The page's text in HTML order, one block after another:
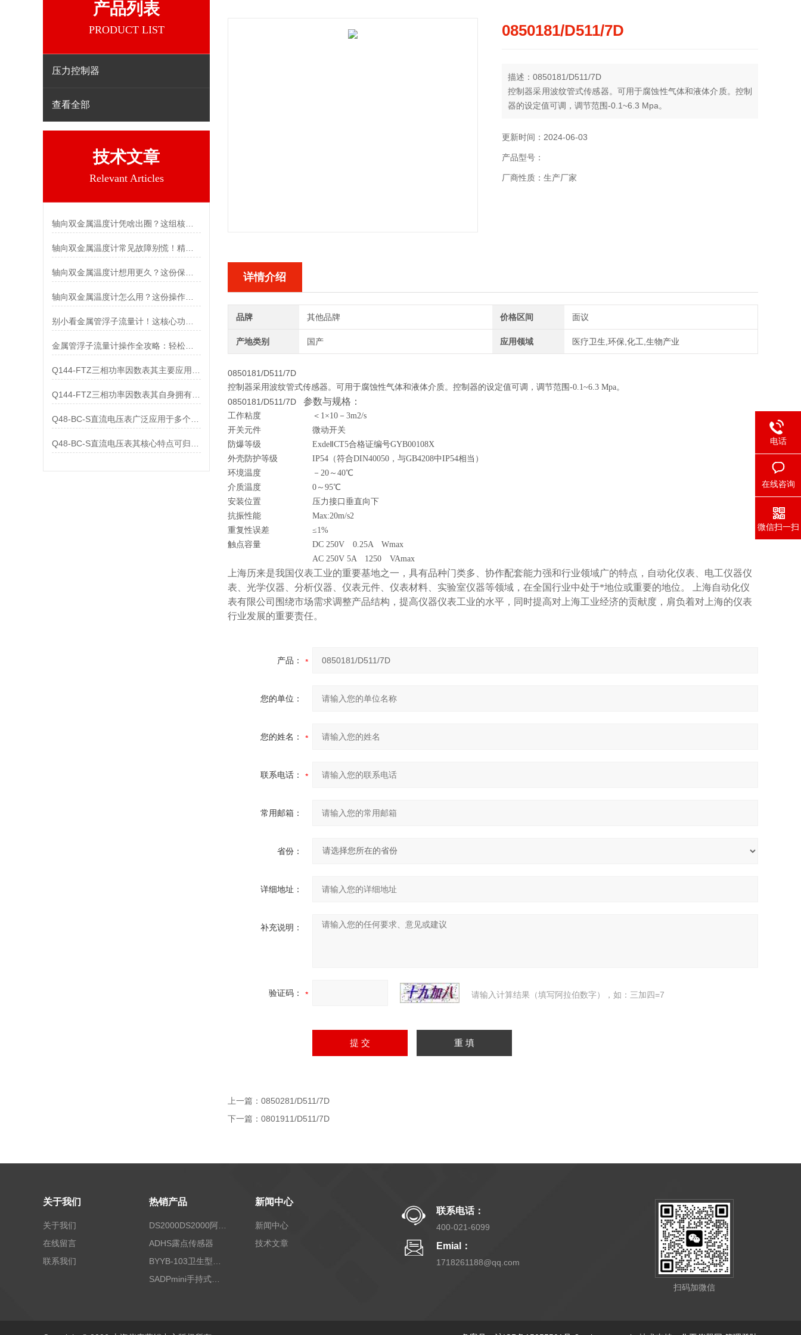
产品列表
PRODUCT LIST
压力控制器
查看全部
技术文章
Relevant Articles
轴向双金属温度计凭啥出圈？这组核心特点给出了答案
轴向双金属温度计常见故障别慌！精准定位，轻松搞定难题
轴向双金属温度计怎么用？这份操作指南，新手也能快速拿捏！
金属管浮子流量计操作全攻略：轻松拿捏，精准掌控每一步！
Q144-FTZ三相功率因数表其自身拥有怎样的功能呢？
0850181/D511/7D
描述：0850181/D511/7D
控制器采用波纹管式传感器。可用于腐蚀性气体和液体介质。控制
器的设定值可调，调节范围-0.1~6.3 Mpa。
更新时间：2024-06-03
产品型号：
厂商性质：生产厂家
详情介绍
品牌 其他品牌 价格区间 面议
产地类别 国产 应用领域 医疗卫生,环保,化工,生物产业
0850181/D511/7D
控制器采用波纹管式传感器。可用于腐蚀性气体和液体介质。控制器的设定值可调，调节范围-0.1~6.3 Mpa。
0850181/D511/7D 参数与规格：
工作粘度
＜1×10－3m2/s
开关元件
微动开关
防爆等级
Exde CT5合格证编号GYB00108X
外壳防护等级
IP54（符合DIN40050，与GB4208中IP54相当）
环境温度
－20～40℃
介质温度
0～95℃
安装位置
压力接口垂直向下
抗振性能
Max:20m/s2
重复性误差
≤1%
触点容量
DC 250V 0.25A Wmax
AC 250V 5A 1250 VAmax
上海历来是我国仪表工业的重要基地之一，具有品种门类多、协作配套能力强和行业领域广的特点，自动化仪表、电工仪器仪
表、光学仪器、分析仪器、仪表元件、仪表材料、实验室仪器等领域，在全国行业中处于*地位或重要的地位。 上海自动化仪
表有限公司围绕市场需求调整产品结构，提高仪器仪表工业的水平，同时提高对上海工业经济的贡献度，肩负着对上海的仪表
行业发展的重要责任。
产品：
您的单位：
您的姓名：
联系电话：
常用邮箱：
省份：
详细地址：
补充说明：
验证码： 请输入计算结果（填写阿拉伯数字），如：三加四=7
上一篇： 0850281/D511/7D
下一篇： 0801911/D511/7D
关于我们
关于我们
在线留言
联系我们
热销产品
ADHS露点传感器
新闻中心
新闻中心
技术文章
联系电话：
400-021-6099
Emial：
1718261188@qq.com
扫码加微信
电话
在线咨询
微信扫一扫